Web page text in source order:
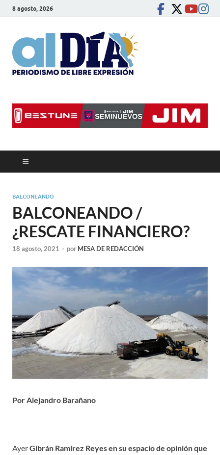
8 agosto, 2026
BALCONEANDO
BALCONEANDO /
¿RESCATE FINANCIERO?
18 agosto, 2021 - por MESA DE REDACCIÓN
Por Alejandro Barañano
AyerGibrán Ramírez Reyes en su espacio de opinión que